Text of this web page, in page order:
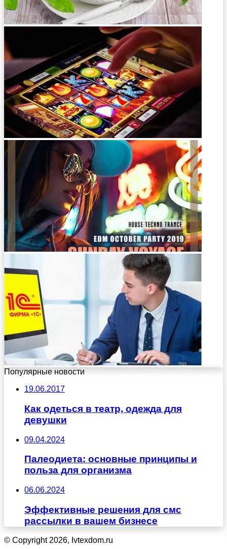
Популярные новости
19.06.2017
Как одеться в театр, одежда для
девушки
09.04.2024
Палеодиета: основные принципы и
польза для организма
06.06.2024
Эффективные решения для смс
рассылки в вашем бизнесе
© Copyright 2026, Ivtexdom.ru